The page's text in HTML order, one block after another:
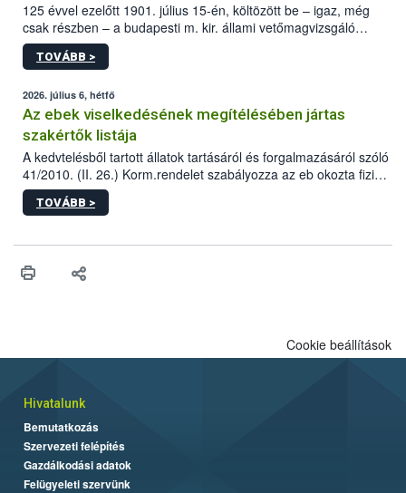
125 évvel ezelőtt 1901. július 15-én, költözött be – igaz, még
csak részben – a budapesti m. kir. állami vetőmagvizsgáló
állomás a Kis Rókus utca 15. szám alatti, Czigler Győző által
tervezett új épületébe.
TOVÁBB >
2026. július 6, hétfő
Az ebek viselkedésének megítélésében jártas
szakértők listája
A kedvtelésből tartott állatok tartásáról és forgalmazásáról szóló
41/2010. (II. 26.) Korm.rendelet szabályozza az eb okozta fizikai
sérülés, illetve ennek veszélye keletkezésekor felmerülő
hatósági feladatokat, valamint a veszélyes eb tartását és annak
vonni az ebek viselkedésének megítélésében jártas szakértőt.
TOVÁBB >
Cookie beállítások
Hivatalunk
Bemutatkozás
Szervezeti felépítés
Gazdálkodási adatok
Felügyeleti szervünk